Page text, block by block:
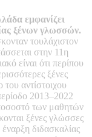
εμφανίζει
ξένων γλωσσών.
τουλάχιστον
στην 11η
είναι ότι περίπου
ξένες
αντίστοιχου
2013–2022
των μαθητών
ξένες γλώσσες
διδασκαλίας